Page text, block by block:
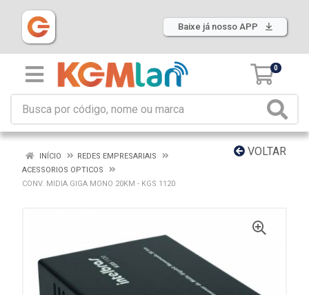
Baixe já nosso APP
0
VOLTAR
INÍCIO
REDES EMPRESARIAIS
ACESSORIOS OPTICOS
CONV. MIDIA GIGA MONO 20KM - KGS 1120